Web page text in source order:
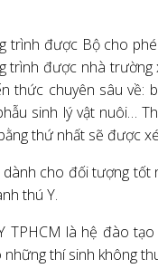
trình được Bộ cho
trình được nhà
thức chuyên sâu về:
sinh lý vật nuôi…
thứ nhất sẽ được
cho đối tượng tốt
thú Y.
TPHCM là hệ đào
thí sinh không